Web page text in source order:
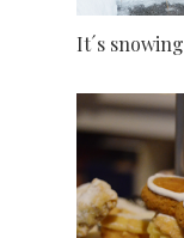
It´s snowing